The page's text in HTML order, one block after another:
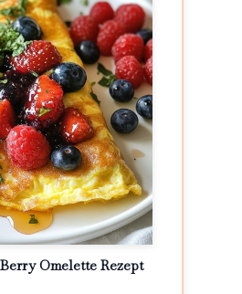
Omelette Rezept